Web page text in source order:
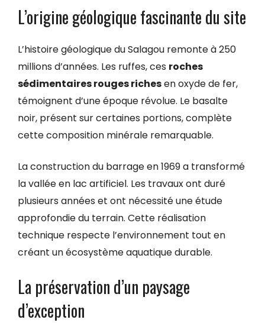
L’origine géologique fascinante du site
L’histoire géologique du Salagou remonte à 250
millions d’années. Les ruffes, ces roches
sédimentaires rouges richesen oxyde de fer,
témoignent d’une époque révolue. Le basalte
noir, présent sur certaines portions, complète
cette composition minérale remarquable.
La construction du barrage en 1969 a transformé
la vallée en lac artificiel. Les travaux ont duré
plusieurs années et ont nécessité une étude
approfondie du terrain. Cette réalisation
technique respecte l’environnement tout en
créant un écosystème aquatique durable.
La préservation d’un paysage
d’exception